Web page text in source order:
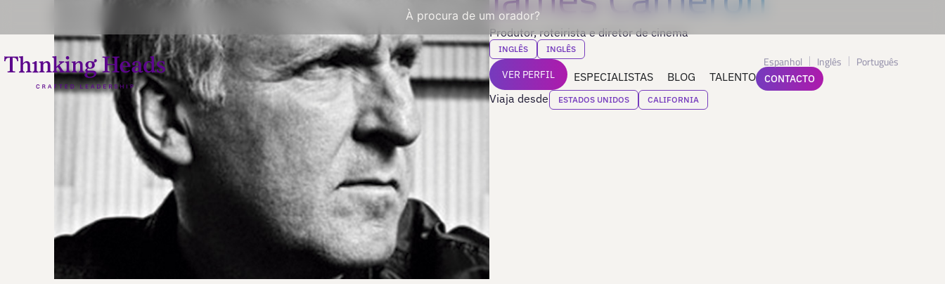
À procura de um orador?
ESPECIALISTAS BLOG TALENTO
Espanhol Inglês Português
CONTACTO
Produtor, roteirista e diretor de cinema
INGLÊS INGLÊS
VER PERFIL
Viaja desde ESTADOS UNIDOS CALIFORNIA